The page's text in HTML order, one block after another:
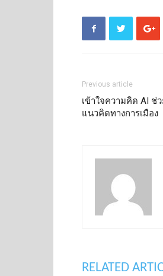
Previous article
เข้าใจความคิด AI ช่
แนวคิดทางการเมือง
RELATED